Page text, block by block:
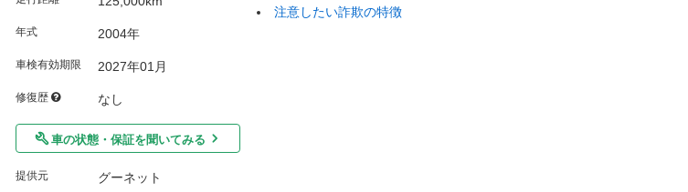
年式 2004年
車検有効期限 2027年01月
修復歴 なし
車の状態・保証を聞いてみる
提供元 グーネット
注意したい詐欺の特徴